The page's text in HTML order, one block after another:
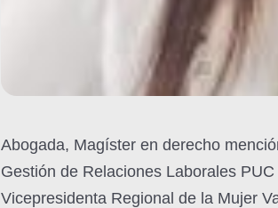
Abogada, Magíster en derecho
Gestión de Relaciones Laborales
Vicepresidenta Regional de la Mujer